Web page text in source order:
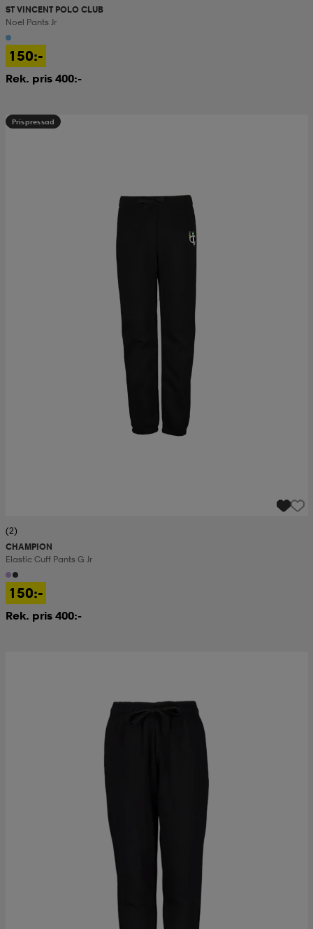
ST VINCENT POLO CLUB
Noel Pants Jr
150:-
Rek. pris 400:-
Prispressad
(2)
CHAMPION
Elastic Cuff Pants G Jr
150:-
Rek. pris 400:-